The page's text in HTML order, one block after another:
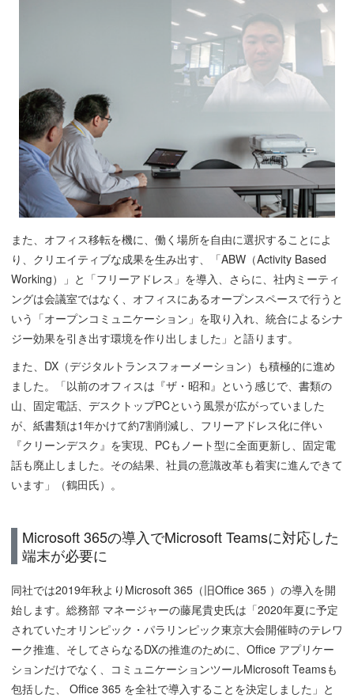
また、オフィス移転を機に、働く場所を自由に選択することによ
り、クリエイティブな成果を生み出す、「ABW（Activity Based
Working）」と「フリーアドレス」を導入、さらに、社内ミーティ
ングは会議室ではなく、オフィスにあるオープンスペースで行うと
いう「オープンコミュニケーション」を取り入れ、統合によるシナ
ジー効果を引き出す環境を作り出しました」と語ります。
また、DX（デジタルトランスフォーメーション）も積極的に進め
ました。「以前のオフィスは『ザ・昭和』という感じで、書類の
山、固定電話、デスクトップPCという風景が広がっていました
が、紙書類は1年かけて約7割削減し、フリーアドレス化に伴い
『クリーンデスク』を実現、PCもノート型に全面更新し、固定電
話も廃止しました。その結果、社員の意識改革も着実に進んできて
います」（鶴田氏）。
Microsoft 365の導入でMicrosoft Teamsに対応した
端末が必要に
同社では2019年秋よりMicrosoft 365（旧Office 365 ）の導入を開
始します。総務部 マネージャーの藤尾貴史氏は「2020年夏に予定
されていたオリンピック・パラリンピック東京大会開催時のテレワ
ーク推進、そしてさらなるDXの推進のために、Office アプリケー
ションだけでなく、コミュニケーションツールMicrosoft Teamsも
包括した、 Office 365 を全社で導入することを決定しました」と